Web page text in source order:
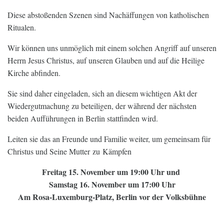
Diese abstoßenden Szenen sind Nachäffungen von katholischen
Ritualen.
Wir können uns unmöglich mit einem solchen Angriff auf unseren
Herrn Jesus Christus, auf unseren Glauben und auf die Heilige
Kirche abfinden.
Sie sind daher eingeladen, sich an diesem wichtigen Akt der
Wiedergutmachung zu beteiligen, der während der nächsten
beiden Aufführungen in Berlin stattfinden wird.
Leiten sie das an Freunde und Familie weiter, um gemeinsam für
Christus und Seine Mutter zu Kämpfen
Freitag 15. November um 19:00 Uhr und
Samstag 16. November um 17:00 Uhr
Am Rosa-Luxemburg-Platz, Berlin vor der Volksbühne